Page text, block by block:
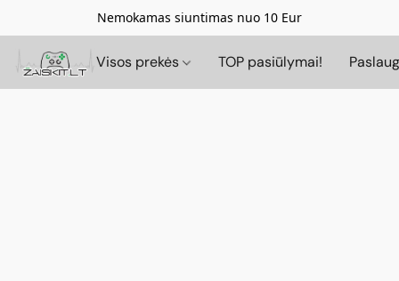
Nemokamas siuntimas nuo 10 Eur
Visos prekės TOP pasiūlymai!